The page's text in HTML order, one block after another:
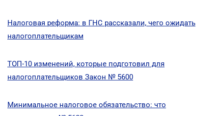
Налоговая реформа: в ГНС рассказали, чего ожидать
налогоплательщикам
ТОП-10 изменений, которые подготовил для
налогоплательщиков Закон № 5600
Минимальное налоговое обязательство: что